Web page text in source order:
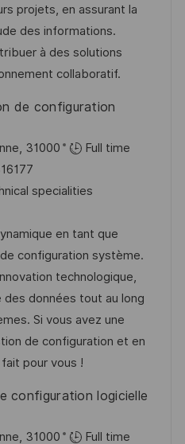
projets, en assurant la
des informations.
à des solutions
collaboratif.
de configuration
31000
Full time
specialities
en tant que
configuration système.
technologique,
données tout au long
Si vous avez une
de configuration et en
pour vous !
configuration logicielle
31000
Full time